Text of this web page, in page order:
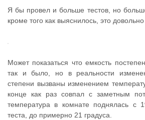
Я бы провел и больше тестов, но
кроме того как выяснилось, это
Может показаться что емкость
так и было, но в реальности
степени вызваны изменением
конце как раз совпал с заметным
температура в комнате поднялась с
теста, до примерно 21 градуса.